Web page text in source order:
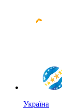
Україна